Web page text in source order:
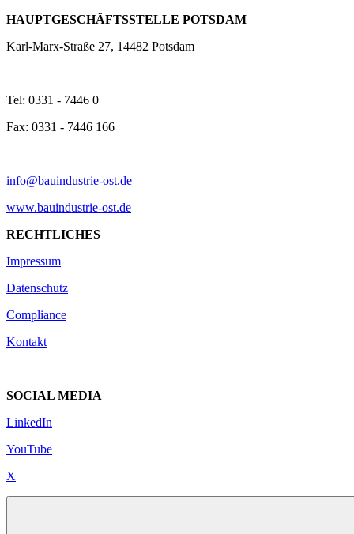
HAUPTGESCHÄFTSSTELLE POTSDAM
Karl-Marx-Straße 27, 14482 Potsdam
Tel: 0331 - 7446 0
Fax: 0331 - 7446 166
info@bauindustrie-ost.de
www.bauindustrie-ost.de
RECHTLICHES
Impressum
Datenschutz
Compliance
Kontakt
SOCIAL MEDIA
LinkedIn
YouTube
X